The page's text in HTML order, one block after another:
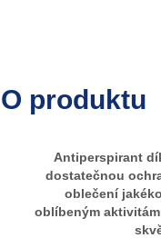
O produktu
Antiperspirant
dostatečnou
oblečení
oblíbeným